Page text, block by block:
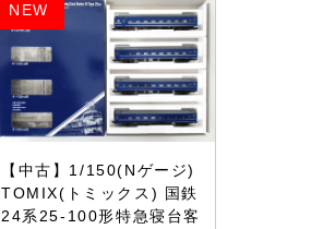
NEW
【中古】1/150(Nゲージ)
TOMIX(トミックス) 国鉄
24系25-100形特急寝台客